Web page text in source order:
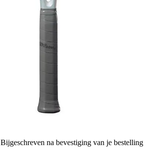
Bijgeschreven na bevestiging van je bestelling